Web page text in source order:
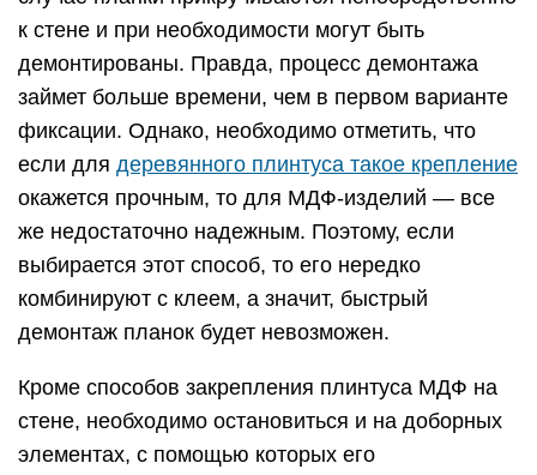
к стене и при необходимости могут быть
демонтированы. Правда, процесс демонтажа
займет больше времени, чем в первом варианте
фиксации. Однако, необходимо отметить, что
если для деревянного плинтуса такое крепление
окажется прочным, то для МДФ-изделий — все
же недостаточно надежным. Поэтому, если
выбирается этот способ, то его нередко
комбинируют с клеем, а значит, быстрый
демонтаж планок будет невозможен.
Кроме способов закрепления плинтуса МДФ на
стене, необходимо остановиться и на доборных
элементах, с помощью которых его